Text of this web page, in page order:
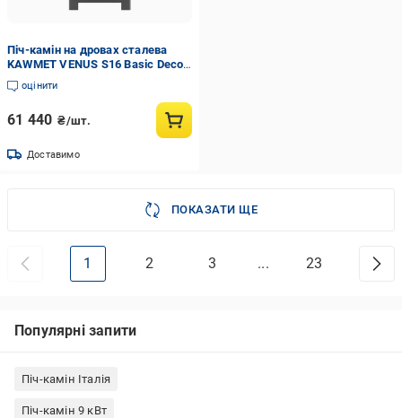
Піч-камін на дровах сталева
KAWMET VENUS S16 Basic Decor
9,5 кВт (WS16-Basic-Decor)
оцінити
61 440 ₴/шт.
Доставимо
ПОКАЗАТИ ЩЕ
1 2 3 ... 23
Популярні запити
Піч-камін Італія
Піч-камін 9 кВт